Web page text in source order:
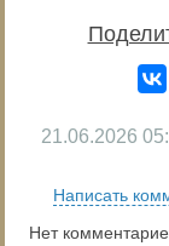
21.06.2026
Написать
Нет